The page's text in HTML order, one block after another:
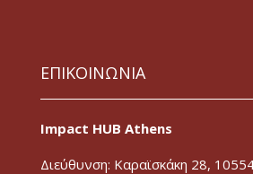
ΕΠΙΚΟΙΝΩΝΙΑ
Impact HUB Athens
Διεύθυνση: Καραϊσκάκη 28,